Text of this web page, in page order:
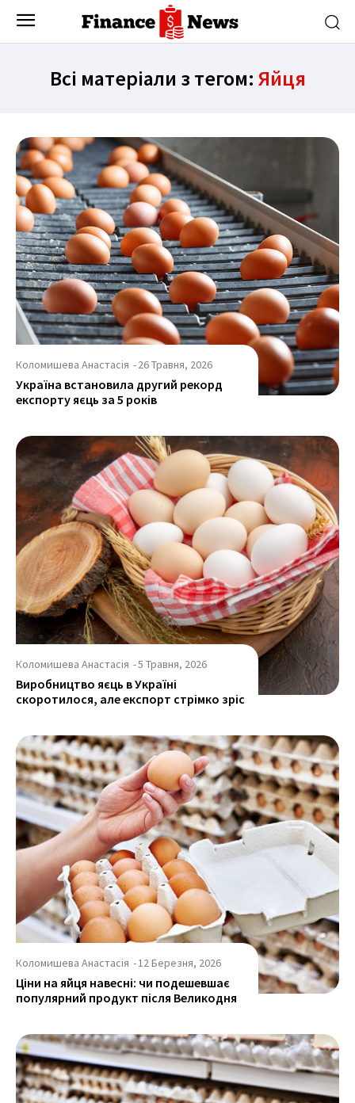
Всі матеріали з тегом: Яйця
Коломишева Анастасія -26 Травня, 2026
Україна встановила другий рекорд
експорту яєць за 5 років
Коломишева Анастасія -5 Травня, 2026
Виробництво яєць в Україні
скоротилося, але експорт стрімко зріс
Коломишева Анастасія -12 Березня, 2026
Ціни на яйця навесні: чи подешевшає
популярний продукт після Великодня